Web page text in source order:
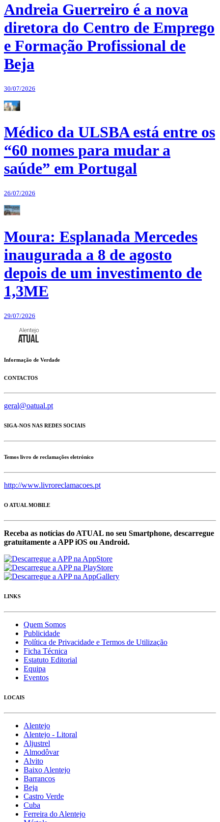
Andreia Guerreiro é a nova
diretora do Centro de Emprego
e Formação Profissional de
Beja
30/07/2026
Médico da ULSBA está entre os
“60 nomes para mudar a
saúde” em Portugal
26/07/2026
Moura: Esplanada Mercedes
inaugurada a 8 de agosto
depois de um investimento de
1,3ME
29/07/2026
Informação de Verdade
CONTACTOS
geral@oatual.pt
SIGA-NOS NAS REDES SOCIAIS
Temos livro de reclamações eletrónico
http://www.livroreclamacoes.pt
O ATUAL MOBILE
Receba as notícias do ATUAL no seu Smartphone, descarregue
gratuítamente a APP iOS ou Android.
LINKS
Quem Somos
Publicidade
Política de Privacidade e Termos de Utilização
Ficha Técnica
Estatuto Editorial
Equipa
Eventos
LOCAIS
Alentejo
Alentejo - Litoral
Aljustrel
Almodôvar
Alvito
Baixo Alentejo
Barrancos
Beja
Castro Verde
Cuba
Ferreira do Alentejo